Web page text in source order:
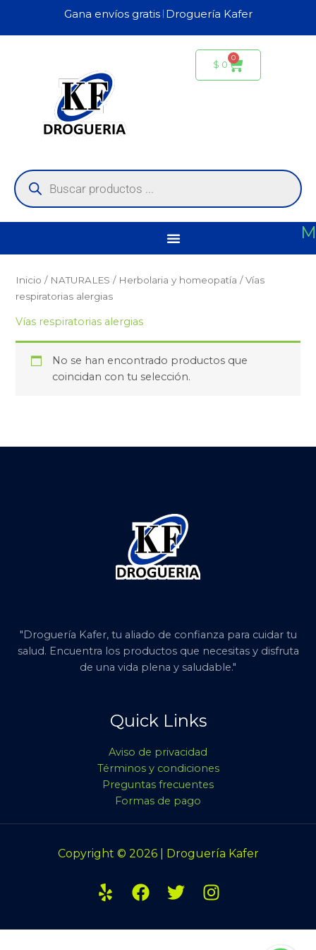
contenido
Gana envíos gratis 𝄀 Droguería Kafer
$ 0
0
Carrito
de
productos
Inicio / NATURALES / Herbolaria y homeopatía / Vías
respiratorias alergias
Vías respiratorias alergias
No se han encontrado productos que
coincidan con tu selección.
"Droguería Kafer, tu aliado de confianza para cuidar tu
salud. Encuentra los productos que necesitas y disfruta
de una vida plena y saludable."
Quick Links
Aviso de privacidad
Términos y condiciones
Preguntas frecuentes
Formas de pago
Copyright © 2026 | Droguería Kafer